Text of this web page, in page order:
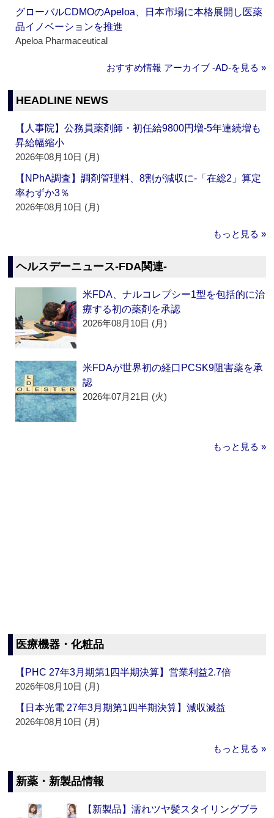
グローバルCDMOのApeloa、日本市場に本格展開し医薬
品イノベーションを推進
Apeloa Pharmaceutical
おすすめ情報 アーカイブ ‐AD‐を見る »
HEADLINE NEWS
【人事院】公務員薬剤師・初任給9800円増‐5年連続増も
昇給幅縮小
2026年08月10日 (月)
【NPhA調査】調剤管理料、8割が減収に‐「在総2」算定
率わずか3％
2026年08月10日 (月)
もっと見る »
ヘルスデーニュース‐FDA関連‐
米FDA、ナルコレプシー1型を包括的に治
療する初の薬剤を承認
2026年08月10日 (月)
米FDAが世界初の経口PCSK9阻害薬を承
認
2026年07月21日 (火)
もっと見る »
医療機器・化粧品
【PHC 27年3月期第1四半期決算】営業利益2.7倍
2026年08月10日 (月)
【日本光電 27年3月期第1四半期決算】減収減益
2026年08月10日 (月)
もっと見る »
新薬・新製品情報
【新製品】濡れツヤ髪スタイリングブラ